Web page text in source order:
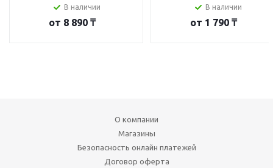
В наличии
от 8 890 ₸
В наличии
от 1 790 ₸
О компании
Магазины
Безопасность онлайн платежей
Договор оферта